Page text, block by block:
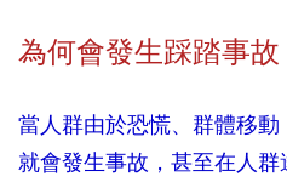
為何會發生踩踏事故
當人群由於恐慌、群體移動
就會發生事故，甚至在人